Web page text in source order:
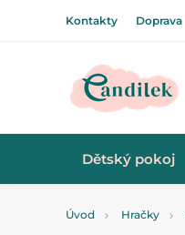
Kontakty Doprava
Dětský pokoj
Úvod Hračky